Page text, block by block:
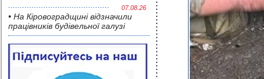
07.08.26
• На Кіровоградщині відзначили
працівників будівельної галузі